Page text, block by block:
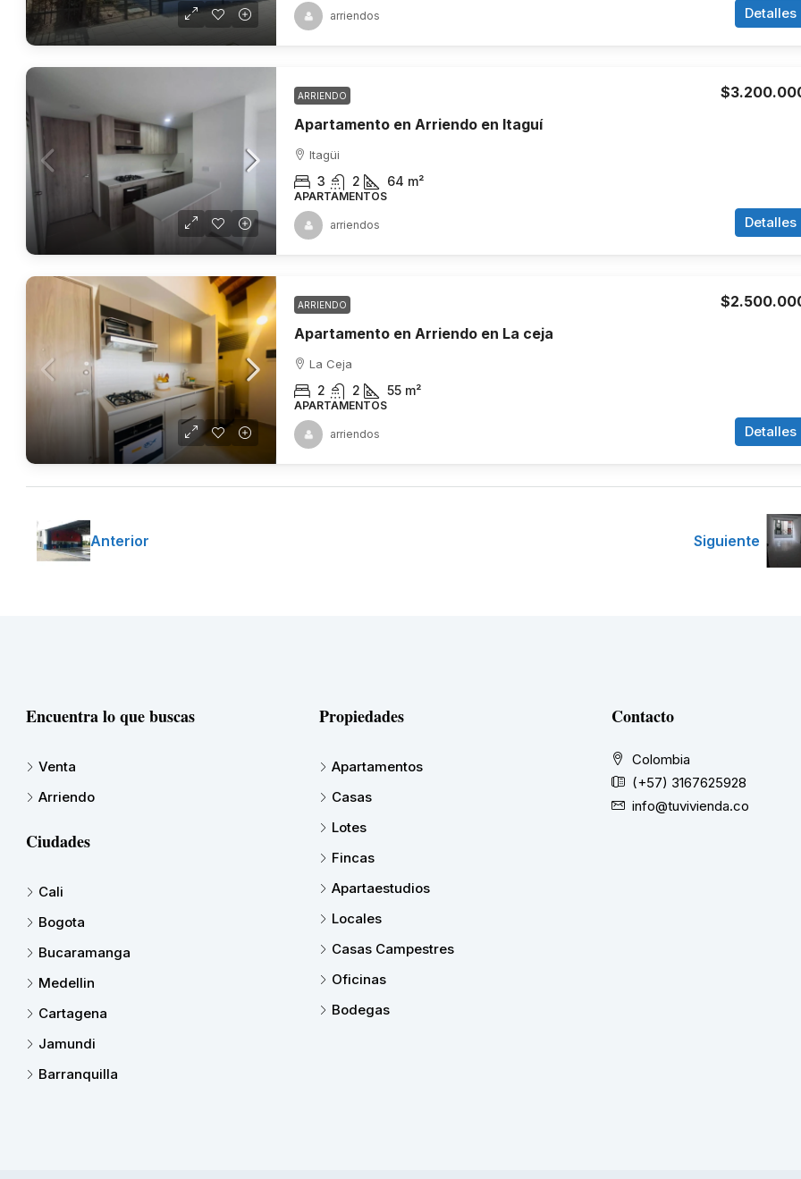
Detalles
arriendos
ARRIENDO
Apartamento en Arriendo en Itaguí
Itagüi
3 2 64 m²
APARTAMENTOS
Detalles
arriendos
ARRIENDO
Apartamento en Arriendo en La ceja
La Ceja
2 2 55 m²
APARTAMENTOS
Detalles
arriendos
Anterior Siguiente
Encuentra lo que buscas
Venta
Arriendo
Ciudades
Cali
Bogota
Bucaramanga
Medellin
Cartagena
Jamundi
Barranquilla
Propiedades
Apartamentos
Casas
Lotes
Fincas
Apartaestudios
Locales
Casas Campestres
Oficinas
Bodegas
Contacto
Colombia
(+57) 3167625928
info@tuvivienda.co